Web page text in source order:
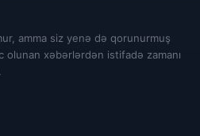
amma siz yenə də qorunurmuş
olunan xəbərlərdən istifadə zamanı